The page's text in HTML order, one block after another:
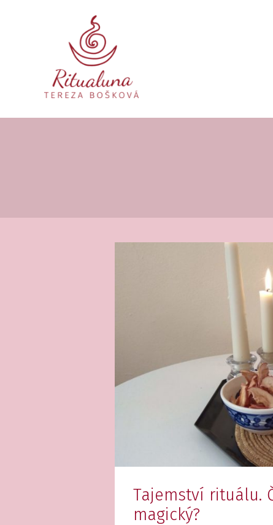
Tajemství rituálu.
magický?